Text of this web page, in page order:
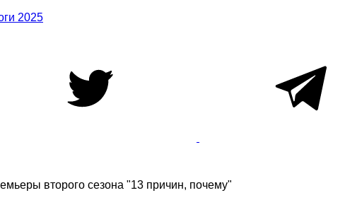
второго сезона "13 причин, почему"